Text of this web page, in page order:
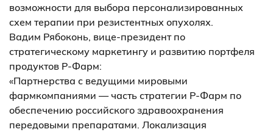
возможности для выбора персонализированных
схем терапии при резистентных опухолях.
Вадим Рябоконь, вице-президент по
стратегическому маркетингу и развитию портфеля
продуктов Р-Фарм:
«Партнерства с ведущими мировыми
фармкомпаниями — часть стратегии P-Фарм по
обеспечению российского здравоохранения
передовыми препаратами. Локализация